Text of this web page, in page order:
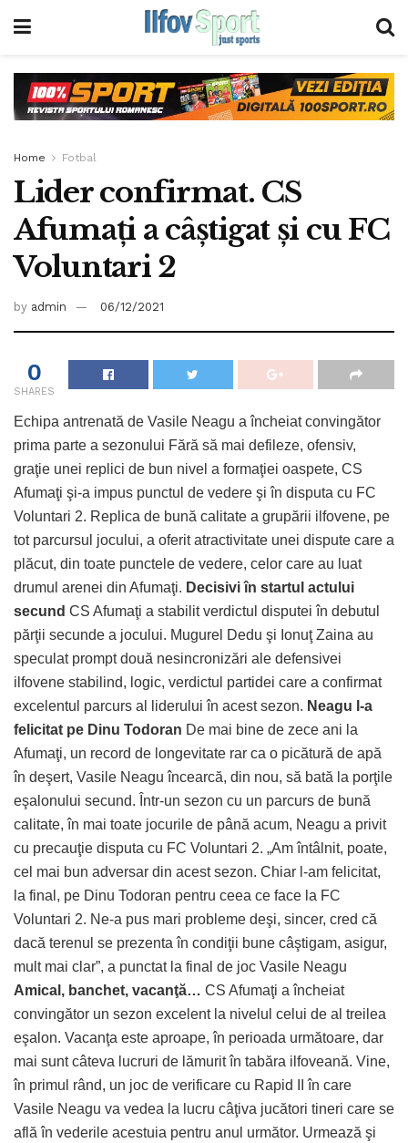
Home Fotbal
Lider confirmat. CS
Afumaţi a câştigat şi cu FC
Voluntari 2
by admin 06/12/2021
0
SHARES
Echipa antrenată de Vasile Neagu a încheiat convingător
prima parte a sezonului Fără să mai defileze, ofensiv,
graţie unei replici de bun nivel a formaţiei oaspete, CS
Afumaţi şi-a impus punctul de vedere şi în disputa cu FC
Voluntari 2. Replica de bună calitate a grupării ilfovene, pe
tot parcursul jocului, a oferit atractivitate unei dispute care a
plăcut, din toate punctele de vedere, celor care au luat
drumul arenei din Afumaţi. Decisivi în startul actului
secund CS Afumaţi a stabilit verdictul disputei în debutul
părţii secunde a jocului. Mugurel Dedu şi Ionuţ Zaina au
speculat prompt două nesincronizări ale defensivei
ilfovene stabilind, logic, verdictul partidei care a confirmat
excelentul parcurs al liderului în acest sezon. Neagu l-a
felicitat pe Dinu Todoran De mai bine de zece ani la
Afumaţi, un record de longevitate rar ca o picătură de apă
în deşert, Vasile Neagu încearcă, din nou, să bată la porţile
eşalonului secund. Într-un sezon cu un parcurs de bună
calitate, în mai toate jocurile de până acum, Neagu a privit
cu precauţie disputa cu FC Voluntari 2. „Am întâlnit, poate,
cel mai bun adversar din acest sezon. Chiar l-am felicitat,
la final, pe Dinu Todoran pentru ceea ce face la FC
Voluntari 2. Ne-a pus mari probleme deşi, sincer, cred că
dacă terenul se prezenta în condiţii bune câştigam, asigur,
mult mai clar”, a punctat la final de joc Vasile Neagu
Amical, banchet, vacanţă… CS Afumaţi a încheiat
convingător un sezon excelent la nivelul celui de al treilea
eşalon. Vacanţa este aproape, în perioada următoare, dar
mai sunt câteva lucruri de lămurit în tabăra ilfoveană. Vine,
în primul rând, un joc de verificare cu Rapid II în care
Vasile Neagu va vedea la lucru câţiva jucători tineri care se
află în vederile acestuia pentru anul următor. Urmează şi